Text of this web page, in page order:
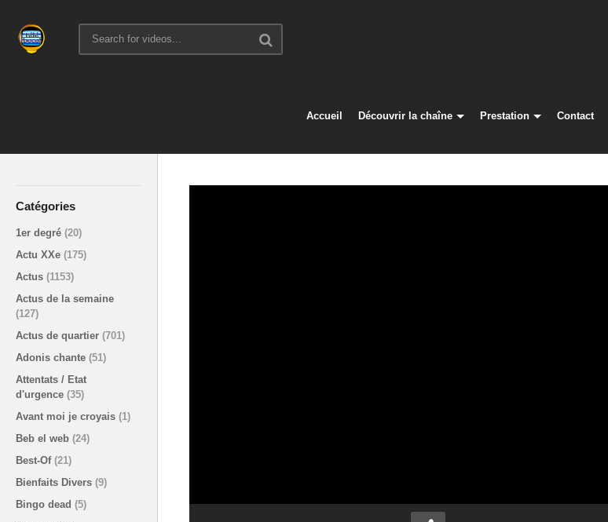
Accueil Découvrir la chaîne Prestation Contact
Catégories
1er degré (20)
Actu XXe (175)
Actus (1153)
Actus de la semaine
(127)
Actus de quartier (701)
Adonis chante (51)
Attentats / Etat
d'urgence (35)
Avant moi je croyais (1)
Beb el web (24)
Best-Of (21)
Bienfaits Divers (9)
Bingo dead (5)